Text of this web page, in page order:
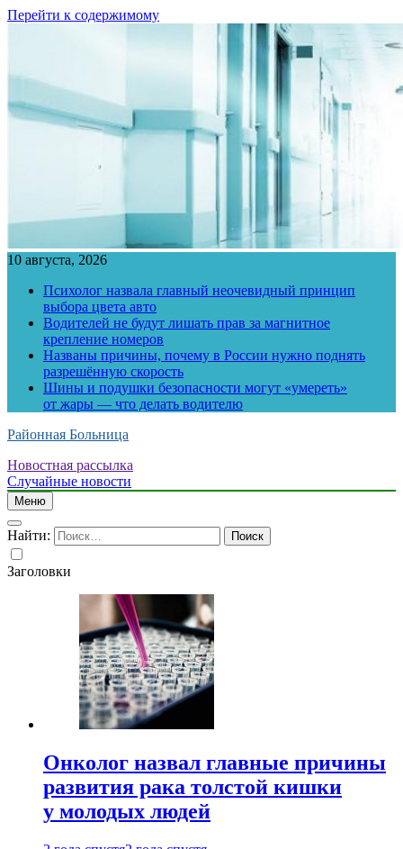
Перейти к содержимому
10 августа, 2026
Психолог назвала главный неочевидный принцип
выбора цвета авто
Водителей не будут лишать прав за магнитное
крепление номеров
Названы причины, почему в России нужно поднять
разрешённую скорость
Шины и подушки безопасности могут «умереть»
от жары — что делать водителю
Районная Больница
Новостная рассылка
Случайные новости
Меню
Найти:
Заголовки
Онколог назвал главные причины
развития рака толстой кишки
у молодых людей